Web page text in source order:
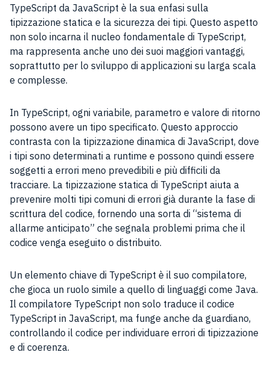
TypeScript da JavaScript è la sua enfasi sulla
tipizzazione statica e la sicurezza dei tipi. Questo aspetto
non solo incarna il nucleo fondamentale di TypeScript,
ma rappresenta anche uno dei suoi maggiori vantaggi,
soprattutto per lo sviluppo di applicazioni su larga scala
e complesse.
In TypeScript, ogni variabile, parametro e valore di ritorno
possono avere un tipo specificato. Questo approccio
contrasta con la tipizzazione dinamica di JavaScript, dove
i tipi sono determinati a runtime e possono quindi essere
soggetti a errori meno prevedibili e più difficili da
tracciare. La tipizzazione statica di TypeScript aiuta a
prevenire molti tipi comuni di errori già durante la fase di
scrittura del codice, fornendo una sorta di “sistema di
allarme anticipato” che segnala problemi prima che il
codice venga eseguito o distribuito.
Un elemento chiave di TypeScript è il suo compilatore,
che gioca un ruolo simile a quello di linguaggi come Java.
Il compilatore TypeScript non solo traduce il codice
TypeScript in JavaScript, ma funge anche da guardiano,
controllando il codice per individuare errori di tipizzazione
e di coerenza.